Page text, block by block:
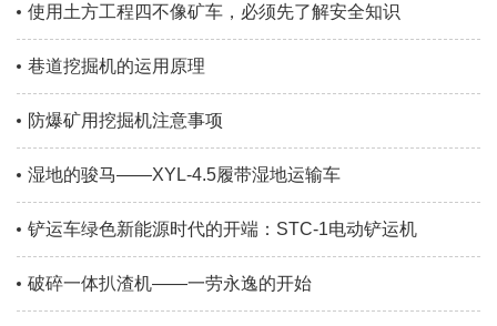
使用土方工程四不像矿车，必须先了解安全知识
巷道挖掘机的运用原理
防爆矿用挖掘机注意事项
湿地的骏马——XYL-4.5履带湿地运输车
铲运车绿色新能源时代的开端：STC-1电动铲运机
破碎一体扒渣机——一劳永逸的开始